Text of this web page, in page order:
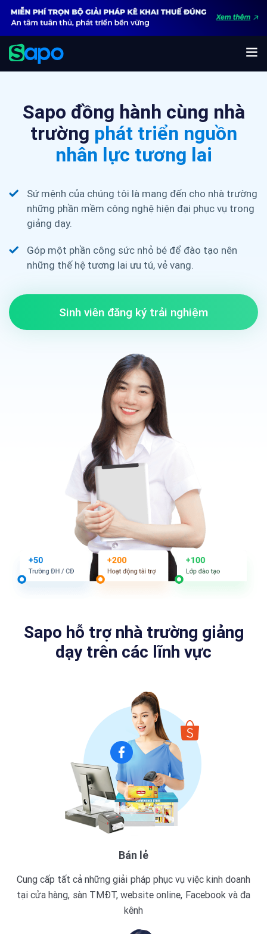
Sapo đồng hành cùng nhà
trường phát triển nguồn
nhân lực tương lai
Sứ mệnh của chúng tôi là mang đến cho nhà trường
những phần mềm công nghệ hiện đại phục vụ trong
giảng dạy.
Góp một phần công sức nhỏ bé để đào tạo nên
những thế hệ tương lai ưu tú, vẻ vang.
Sinh viên đăng ký trải nghiệm
Sapo hỗ trợ nhà trường giảng
dạy trên các lĩnh vực
Bán lẻ
Cung cấp tất cả những giải pháp phục vụ việc kinh doanh
tại cửa hàng, sàn TMĐT, website online, Facebook và đa
kênh